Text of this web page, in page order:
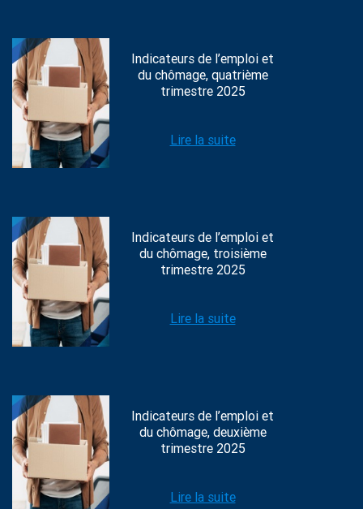
Indicateurs de l’emploi et
du chômage, quatrième
trimestre 2025
Lire la suite
Indicateurs de l’emploi et
du chômage, troisième
trimestre 2025
Lire la suite
Indicateurs de l’emploi et
du chômage, deuxième
trimestre 2025
Lire la suite